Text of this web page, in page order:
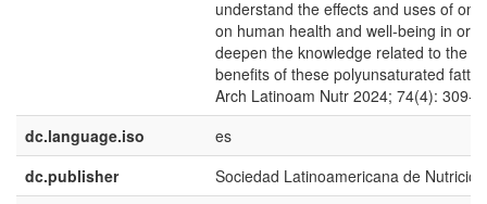
understand the effects and uses of
on human health and well-being in
deepen the knowledge related to the
benefits of these polyunsaturated fatty
Arch Latinoam Nutr 2024; 74(4): 309-
dc.language.iso
es
dc.publisher
Sociedad Latinoamericana de Nutrición